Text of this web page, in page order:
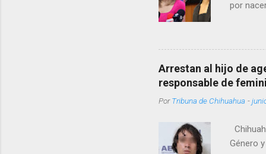
por
¿Qué tal
tendrá
favor,
han sido
Arrestan al hijo de
responsable de
PorTribuna de Chihuahua -
Género